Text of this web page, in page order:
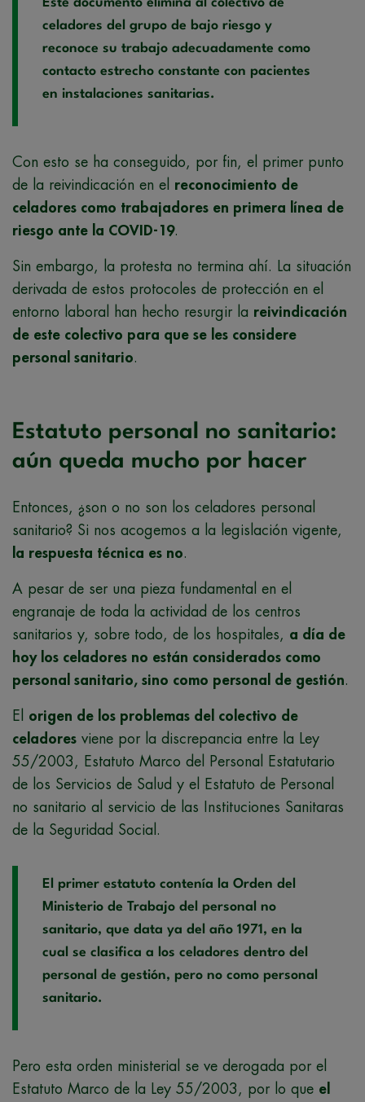
Este documento elimina al colectivo de
celadores del grupo de bajo riesgo y
reconoce su trabajo adecuadamente como
contacto estrecho constante con pacientes
en instalaciones sanitarias.
Con esto se ha conseguido, por fin, el primer punto
de la reivindicación en el reconocimiento de
celadores como trabajadores en primera línea de
riesgo ante la COVID-19.
Sin embargo, la protesta no termina ahí. La situación
derivada de estos protocoles de protección en el
entorno laboral han hecho resurgir la reivindicación
de este colectivo para que se les considere
personal sanitario.
Estatuto personal no sanitario:
aún queda mucho por hacer
Entonces, ¿son o no son los celadores personal
sanitario? Si nos acogemos a la legislación vigente,
la respuesta técnica es no.
A pesar de ser una pieza fundamental en el
engranaje de toda la actividad de los centros
sanitarios y, sobre todo, de los hospitales, a día de
hoy los celadores no están considerados como
personal sanitario, sino como personal de gestión.
El origen de los problemas del colectivo de
celadores viene por la discrepancia entre la Ley
55/2003, Estatuto Marco del Personal Estatutario
de los Servicios de Salud y el Estatuto de Personal
no sanitario al servicio de las Instituciones Sanitaras
de la Seguridad Social.
El primer estatuto contenía la Orden del
Ministerio de Trabajo del personal no
sanitario, que data ya del año 1971, en la
cual se clasifica a los celadores dentro del
personal de gestión, pero no como personal
sanitario.
Pero esta orden ministerial se ve derogada por el
Estatuto Marco de la Ley 55/2003, por lo que el